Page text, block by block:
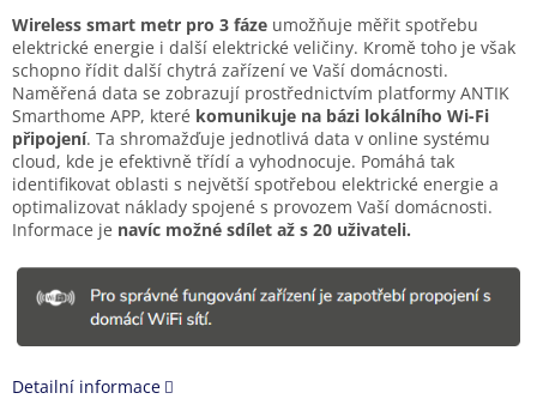
Wireless smart metr pro 3 fáze umožňuje měřit spotřebu
elektrické energie i další elektrické veličiny. Kromě toho je však
schopno řídit další chytrá zařízení ve Vaší domácnosti.
Naměřená data se zobrazují prostřednictvím platformy ANTIK
Smarthome APP, které komunikuje na bázi lokálního Wi-Fi
připojení. Ta shromažďuje jednotlivá data v online systému
cloud, kde je efektivně třídí a vyhodnocuje. Pomáhá tak
identifikovat oblasti s největší spotřebou elektrické energie a
optimalizovat náklady spojené s provozem Vaší domácnosti.
Informace je navíc možné sdílet až s 20 uživateli.
Detailní informace